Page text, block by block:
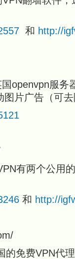
和 http://
openvpn服务
图片广告（可
有两个公用
和 http://
的免费VPN代